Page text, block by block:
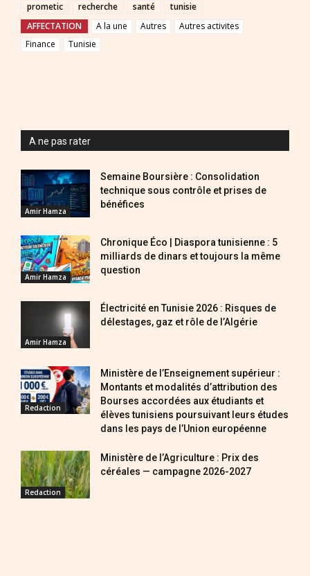
prometic
recherche santé
tunisie
AFFECTATION
A la une Autres
Autres activites
Finance
Tunisie
A ne pas rater
Amir Hamza
Semaine Boursière : Consolidation
technique sous contrôle et prises de
bénéfices
Amir Hamza
Chronique Éco | Diaspora tunisienne : 5
milliards de dinars et toujours la même
question
Amir Hamza
Électricité en Tunisie 2026 : Risques de
délestages, gaz et rôle de l’Algérie
Redaction
Ministère de l’Enseignement supérieur :
Montants et modalités d’attribution des
Bourses accordées aux étudiants et
élèves tunisiens poursuivant leurs études
dans les pays de l’Union européenne
Redaction
Ministère de l’Agriculture : Prix des
céréales — campagne 2026-2027